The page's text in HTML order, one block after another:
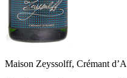
Maison Zeyssolff, Crémant